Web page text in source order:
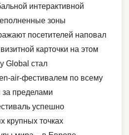
интерактивной
зоны
посетителей наповал
карточки на этом
Global стал
air-фестивалем по всему
пределами
успешно
крупных точках